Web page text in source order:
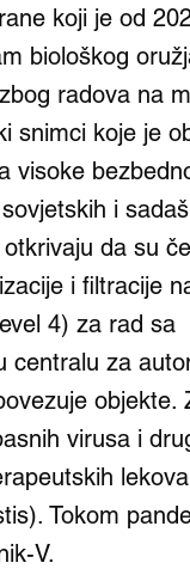
koji je od
biološkog
radova na
snimci koje je
visoke
i
da su
i filtracije
4) za rad sa
centralu za
objekte.
virusa i
Tokom
V.